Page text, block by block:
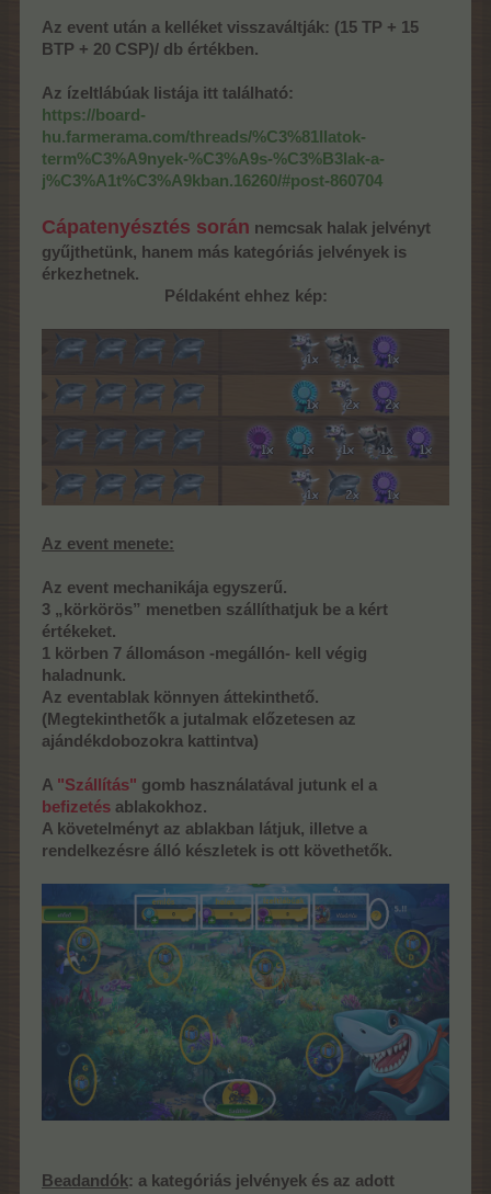
Az event után a kelléket visszaváltják: (15 TP + 15
BTP + 20 CSP)/ db értékben.
Az ízeltlábúak listája itt található:
https://board-
hu.farmerama.com/threads/%C3%81llatok-
term%C3%A9nyek-%C3%A9s-%C3%B3lak-a-
j%C3%A1t%C3%A9kban.16260/#post-860704
Cápatenyésztés során nemcsak halak jelvényt
gyűjthetünk, hanem más kategóriás jelvények is
érkezhetnek.
Példaként ehhez kép:
Az event menete:
Az event mechanikája egyszerű.
3 „körkörös” menetben szállíthatjuk be a kért
értékeket.
1 körben 7 állomáson -megállón- kell végig
haladnunk.
Az eventablak könnyen áttekinthető.
(Megtekinthetők a jutalmak előzetesen az
ajándékdobozokra kattintva)
A "Szállítás" gomb használatával jutunk el a
befizetés ablakokhoz.
A követelményt az ablakban látjuk, illetve a
rendelkezésre álló készletek is ott követhetők.
Beadandók: a kategóriás jelvények és az adott